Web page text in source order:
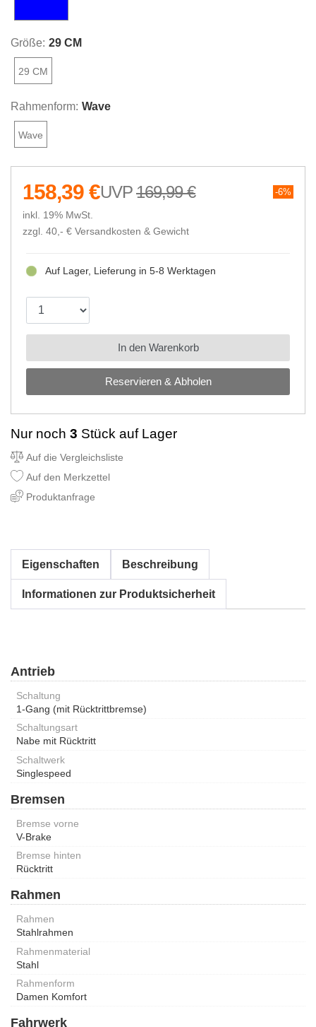
Größe: 29 CM
29 CM
Rahmenform: Wave
Wave
169,99 € 6%
158,39 €
inkl. 19% MwSt.
zzgl. 40,- € Versandkosten & Gewicht
Reservieren & Abholen
Auf Lager, Lieferung in 5-8 Werktagen
In den Warenkorb
Nur noch 3 Stück auf Lager
Auf die Vergleichsliste
Auf den Merkzettel
Produktanfrage
Eigenschaften Beschreibung
Informationen zur Produktsicherheit
Antrieb
Schaltung
1-Gang (mit Rücktrittbremse)
Schaltungsart
Nabe mit Rücktritt
Schaltwerk
Singlespeed
Bremsen
Bremse vorne
V-Brake
Bremse hinten
Rücktritt
Rahmen
Rahmen
Stahlrahmen
Rahmenmaterial
Stahl
Rahmenform
Damen Komfort
Fahrwerk